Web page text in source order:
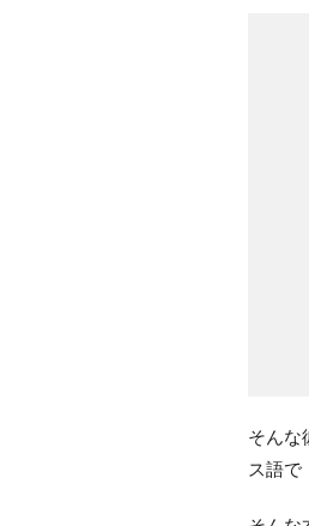
そんな
ス語で